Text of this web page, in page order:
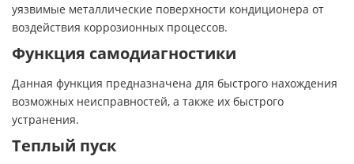
уязвимые металлические поверхности кондиционера от
воздействия коррозионных процессов.
Функция самодиагностики
Данная функция предназначена для быстрого нахождения
возможных неисправностей, а также их быстрого
устранения.
Теплый пуск